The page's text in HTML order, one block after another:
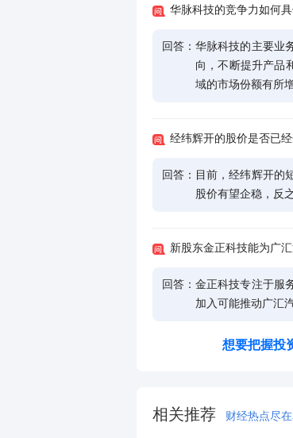
华脉科技的竞争力如何
回答： 华脉科技的主要业
向，不断提升产品
域的市场份额有所
经纬辉开的股价是否已经
回答： 目前，经纬辉开的
股价有望企稳，反
新股东金正科技能为广
回答： 金正科技专注于服
加入可能推动广汇
想要把握投
相关推荐 财经热点尽